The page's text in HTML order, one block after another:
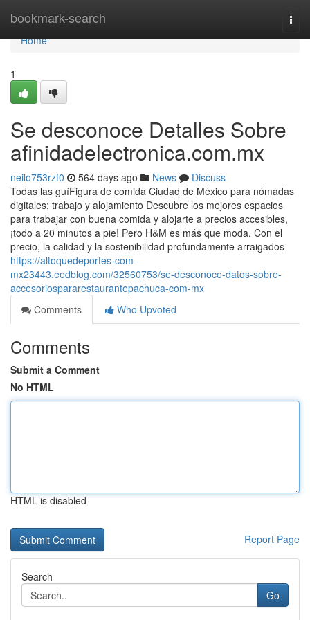
bookmark-search
Home
Home
1
Se desconoce Detalles Sobre
afinidadelectronica.com.mx
neilo753rzf0 564 days ago News
Discuss
Todas las guíFigura de comida Ciudad de México para nómadas
digitales: trabajo y alojamiento Descubre los mejores espacios
para trabajar con buena comida y alojarte a precios accesibles,
¡todo a 20 minutos a pie! Pero H&M es más que moda. Con el
precio, la calidad y la sostenibilidad profundamente arraigados
https://altoquedeportes-com-
mx23443.eedblog.com/32560753/se-desconoce-datos-sobre-
accesoriospararestaurantepachuca-com-mx
Comments
Who Upvoted
Comments
Submit a Comment
No HTML
HTML is disabled
Report Page
Search
Go